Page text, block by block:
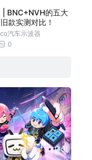
| BNC+NVH的五大
款实测对比！
汽车示波器
0